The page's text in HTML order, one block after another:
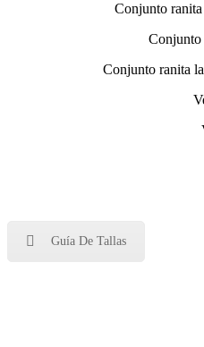
Conjunto
Conjunto
Conjunto ranita
Guía De Tallas